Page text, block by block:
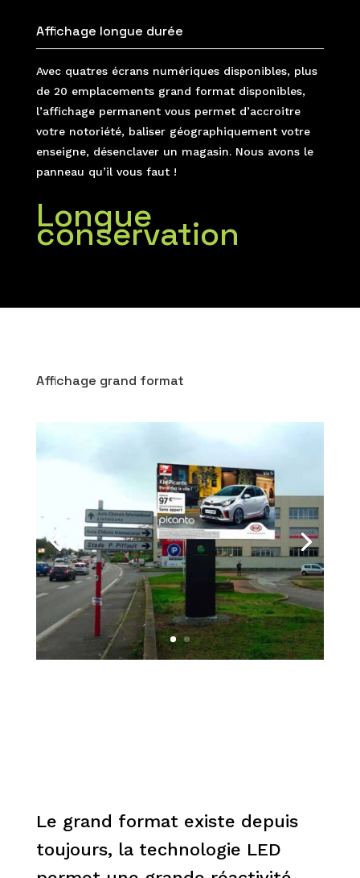
Affichage longue durée
Avec quatres écrans numériques disponibles, plus
de 20 emplacements grand format disponibles,
l’affichage permanent vous permet d’accroitre
votre notoriété, baliser géographiquement votre
enseigne, désenclaver un magasin. Nous avons le
panneau qu’il vous faut !
Longue
conservation
Affichage grand format
Le grand format existe depuis
toujours, la technologie LED